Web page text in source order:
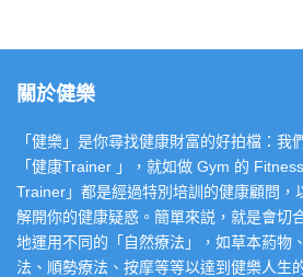
關於健樂
「健樂」是你尋找健康財富的好拍檔：我
「健康Trainer 」，就如做 Gym 的
Trainer」都是經過特別培訓的健康顧問，
解開你的健康疑惑。簡單來説，就是會切
地運用不同的「自然療法」，如草本葯物
法、順勢療法、按摩等等以達到健樂人生